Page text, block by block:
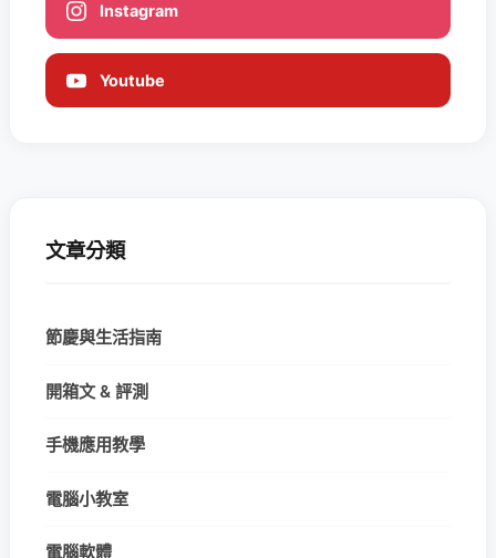
Instagram
Youtube
文章分類
節慶與生活指南
開箱文 & 評測
手機應用教學
電腦小教室
電腦軟體